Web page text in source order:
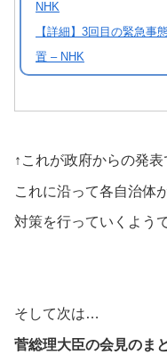
NHK
【詳細】3回目の緊急事
置 – NHK
↑これが政府からの発表
これに沿って各自治体
対策を行っていくよう
そして次は…
菅総理大臣の会見のま